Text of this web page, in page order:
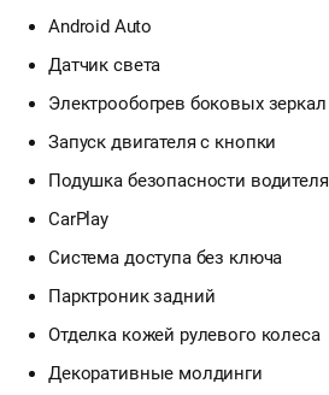
Android Auto
Датчик света
Электрообогрев боковых зеркал
Запуск двигателя с кнопки
Подушка безопасности водителя
CarPlay
Система доступа без ключа
Парктроник задний
Отделка кожей рулевого колеса
Декоративные молдинги